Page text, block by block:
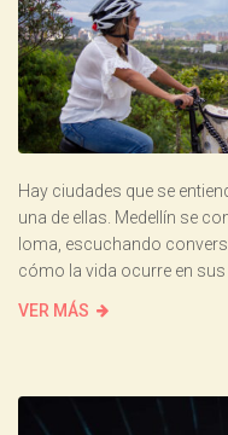
Hay ciudades que se
una de ellas. Medellín se
loma, escuchando
cómo la vida ocurre en
VER MÁS